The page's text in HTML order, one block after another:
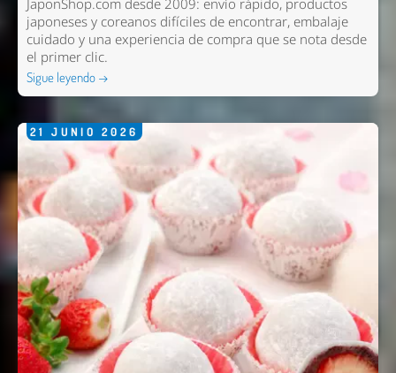
JaponShop.com desde 2009: envío rápido, productos
japoneses y coreanos difíciles de encontrar, embalaje
cuidado y una experiencia de compra que se nota desde
el primer clic.
Sigue leyendo →
21 JUNIO 2026